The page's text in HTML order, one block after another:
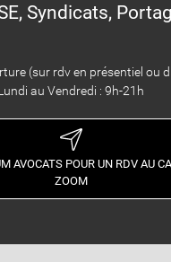
Syndicats,
(sur rdv en présentiel ou
au Vendredi : 9h-21h
AVOCATS POUR UN RDV AU
ZOOM